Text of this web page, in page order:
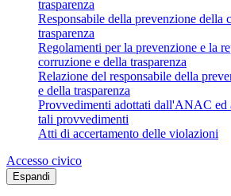
trasparenza
Responsabile della prevenzione della
trasparenza
Regolamenti per la prevenzione e la
corruzione e della trasparenza
Relazione del responsabile della
e della trasparenza
Provvedimenti adottati dall'ANAC ed
tali provvedimenti
Atti di accertamento delle violazioni
Accesso civico
Espandi